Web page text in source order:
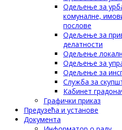
Одељење за
комуналне,
послове
Одељење за
делатности
Одељење
Одељење за
Одељење за
Служба за
Кабинет
Графички приказ
Предузећа и установе
Документа